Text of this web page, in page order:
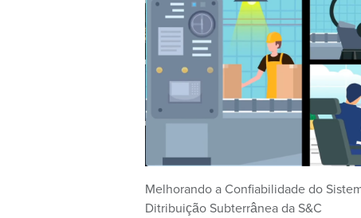
Melhorando a Confiabilidade do
Ditribuição Subterrânea da S&C